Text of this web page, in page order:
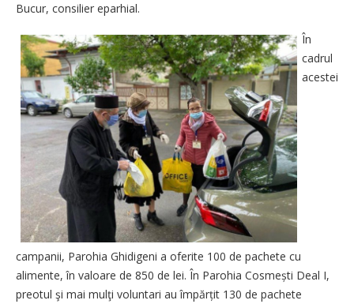
Bucur, consilier eparhial.
În
cadrul
acestei
campanii, Parohia Ghidigeni a oferite 100 de pachete cu
alimente, în valoare de 850 de lei. În Parohia Cosmești Deal I,
preotul şi mai mulţi voluntari au împărțit 130 de pachete